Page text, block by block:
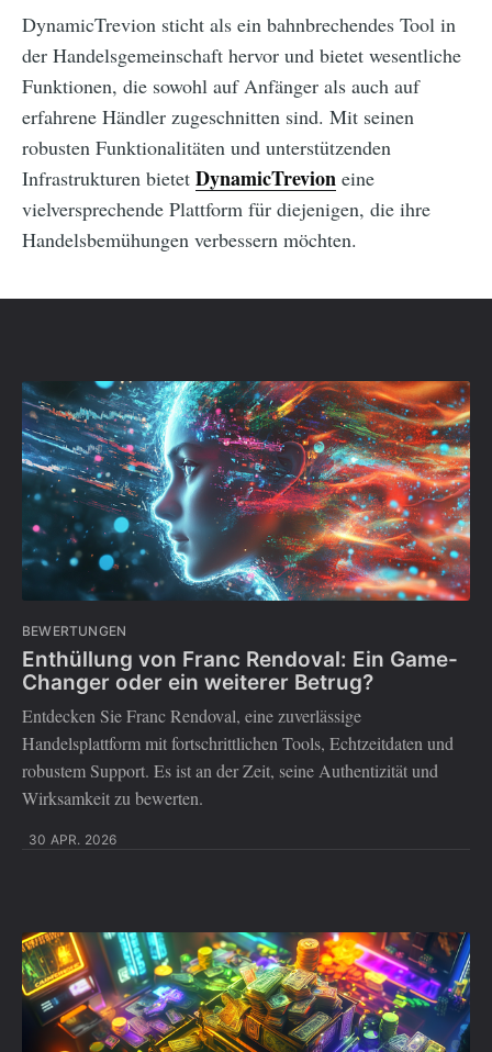
DynamicTrevion sticht als ein bahnbrechendes Tool in
der Handelsgemeinschaft hervor und bietet wesentliche
Funktionen, die sowohl auf Anfänger als auch auf
erfahrene Händler zugeschnitten sind. Mit seinen
robusten Funktionalitäten und unterstützenden
Infrastrukturen bietet DynamicTrevion eine
vielversprechende Plattform für diejenigen, die ihre
Handelsbemühungen verbessern möchten.
BEWERTUNGEN
Enthüllung von Franc Rendoval: Ein Game-
Changer oder ein weiterer Betrug?
Entdecken Sie Franc Rendoval, eine zuverlässige
Handelsplattform mit fortschrittlichen Tools, Echtzeitdaten und
robustem Support. Es ist an der Zeit, seine Authentizität und
Wirksamkeit zu bewerten.
30 APR. 2026